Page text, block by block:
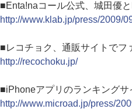
■Enta!naコール公式、城田優
http://www.klab.jp/press/2009/
■レコチョク、通販サイトでフ
http://recochoku.jp/
■iPhoneアプリのランキングサ
http://www.microad.jp/press/